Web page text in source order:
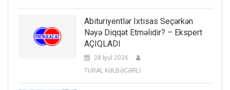
Abituriyentlər Ixtisas Seçərkən
Nəyə Diqqət Etməlidir? – Ekspert
AÇIQLADI
28 İyul 2026
TURAL KƏLBƏCƏRLİ